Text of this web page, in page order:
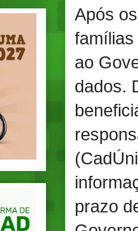
Após
ao
dados.
prazo